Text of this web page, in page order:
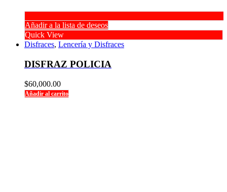
Añadir a la lista de deseos
Quick View
Disfraces, Lencería y Disfraces
DISFRAZ POLICIA
$60,000.00
Añadir al carrito